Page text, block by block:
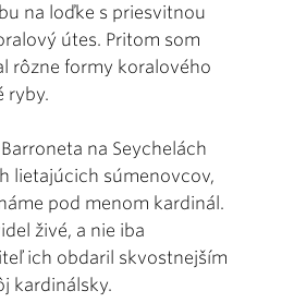
na loďke s priesvitnou
útes. Pritom som
rôzne formy koralového
ryby.
na Seychelách
lietajúcich súmenovcov,
pod menom kardinál.
živé, a nie iba
ich obdaril skvostnejším
kardinálsky.